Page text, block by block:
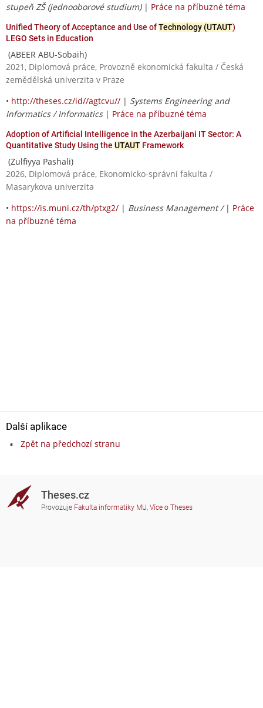
stupeň ZŠ (jednooborové studium)| Práce na příbuzné téma
Unified Theory of Acceptance and Use ofTechnology (UTAUT)
LEGO Sets in Education
(ABEER ABU-Sobaih)
2021, Diplomová práce, Provozně ekonomická fakulta / Česká
zemědělská univerzita v Praze
• http://theses.cz/id//agtcvu// | Systems Engineering and
Informatics / Informatics| Práce na příbuzné téma
Adoption of Artificial Intelligence in the Azerbaijani IT Sector: A
Quantitative Study Using the UTAUT Framework
(Zulfiyya Pashali)
2026, Diplomová práce, Ekonomicko-správní fakulta /
Masarykova univerzita
• https://is.muni.cz/th/ptxg2/ | Business Management / | Práce
na příbuzné téma
Další aplikace
Zpět na předchozí stranu
Theses.cz
Provozuje Fakulta informatiky MU, Více o Theses